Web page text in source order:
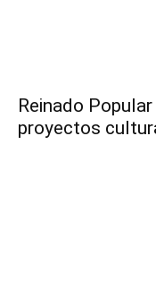
Reinado
proyectos